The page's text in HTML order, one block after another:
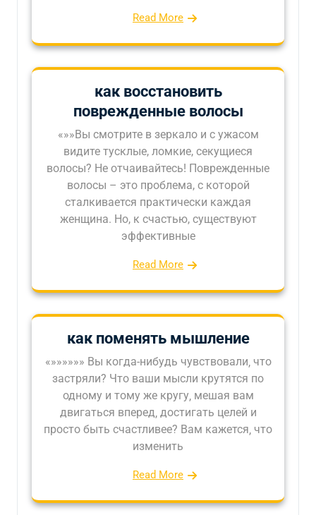
Read More
как восстановить
поврежденные волосы
«»»Вы смотрите в зеркало и с ужасом
видите тусклые, ломкие, секущиеся
волосы? Не отчаивайтесь! Поврежденные
волосы – это проблема, с которой
сталкивается практически каждая
женщина. Но, к счастью, существуют
эффективные
Read More
как поменять мышление
«»»»»»» Вы когда-нибудь чувствовали‚ что
застряли? Что ваши мысли крутятся по
одному и тому же кругу‚ мешая вам
двигаться вперед‚ достигать целей и
просто быть счастливее? Вам кажется‚ что
изменить
Read More